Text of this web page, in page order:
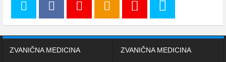
ZVANIČNA MEDICINA ZVANIČNA MEDICINA